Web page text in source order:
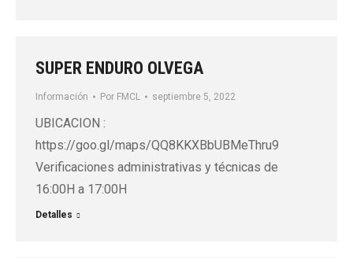
SUPER ENDURO OLVEGA
Información Por FMCL septiembre 5, 2022
UBICACION :
https://goo.gl/maps/QQ8KKXBbUBMeThru9
Verificaciones administrativas y técnicas de
16:00H a 17:00H
Detalles